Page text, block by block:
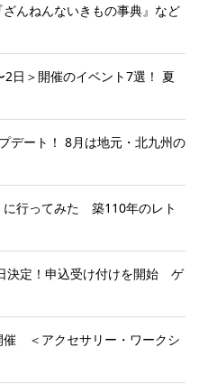
んねんないきもの事典』など
2日＞開催のイベント7選！ 夏
デート！ 8月は地元・北九州の
に行ってみた 築110年のレト
決定！申込受け付けを開始 ゲ
催 ＜アクセサリー・ワークシ